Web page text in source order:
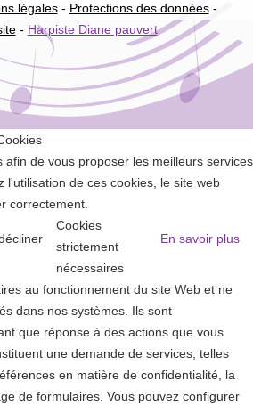
légales- Protections des données-
- Harpiste Diane pauvert
afin de vous proposer les meilleurs services
l'utilisation de ces cookies, le site web
correctement.
En savoir plus
Cookies
strictement
nécessaires
au fonctionnement du site Web et ne
dans nos systèmes. Ils sont
que réponse à des actions que vous
une demande de services, telles
en matière de confidentialité, la
de formulaires. Vous pouvez configurer